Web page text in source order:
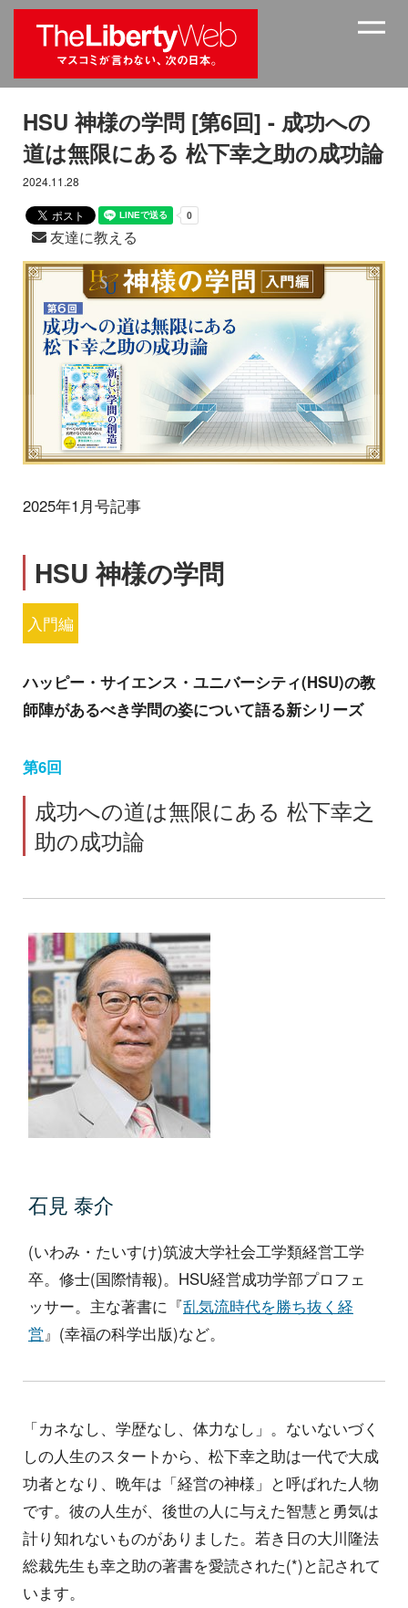
HSU 神様の学問 [第6回] - 成功への
道は無限にある 松下幸之助の成功論
2024.11.28
友達に教える
2025年1月号記事
HSU 神様の学問
入門編
ハッピー・サイエンス・ユニバーシティ(HSU)の教
師陣があるべき学問の姿について語る新シリーズ
第6回
成功への道は無限にある 松下幸之
助の成功論
石見 泰介
(いわみ・たいすけ)筑波大学社会工学類経営工学
卒。修士(国際情報)。HSU経営成功学部プロフェ
ッサー。主な著書に『乱気流時代を勝ち抜く経
営』(幸福の科学出版)など。
「カネなし、学歴なし、体力なし」。ないないづく
しの人生のスタートから、松下幸之助は一代で大成
功者となり、晩年は「経営の神様」と呼ばれた人物
です。彼の人生が、後世の人に与えた智慧と勇気は
計り知れないものがありました。若き日の大川隆法
総裁先生も幸之助の著書を愛読された(*)と記されて
います。